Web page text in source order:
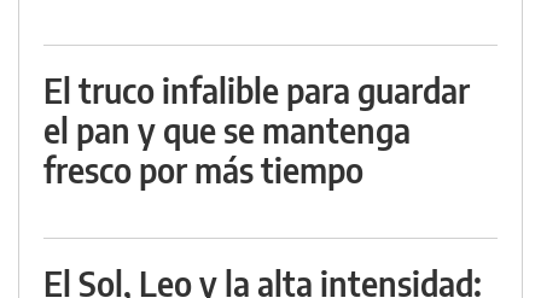
El truco infalible para guardar
el pan y que se mantenga
fresco por más tiempo
El Sol, Leo y la alta intensidad: